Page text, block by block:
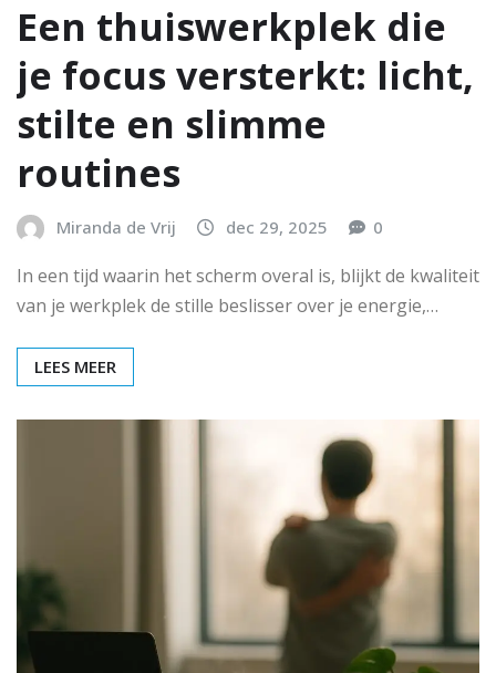
Een thuiswerkplek die
je focus versterkt: licht,
stilte en slimme
routines
Miranda de Vrij dec 29, 2025 0
In een tijd waarin het scherm overal is, blijkt de kwaliteit
van je werkplek de stille beslisser over je energie,…
LEES MEER